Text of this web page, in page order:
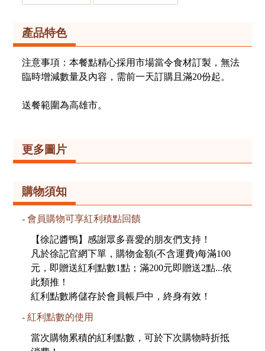
產品特色
注意事項：本餐點精心採用市場當令食材訂製，無法
臨時增減數量及內容，需前一天訂購且滿20份起。
送餐範圍為高雄市。
更多圖片
購物須知
會員購物可享紅利積點回饋
【徐記醬鴨】感謝眾多喜愛的朋友們支持！
凡於徐記官網下單，購物金額(不含運費)每滿100
元，即贈送紅利點數1點；滿200元即贈送2點...依
此類推！
紅利點數將儲存於會員帳戶中，終身有效！
紅利點數的使用
當次購物累積的紅利點數，可於下次購物時折抵